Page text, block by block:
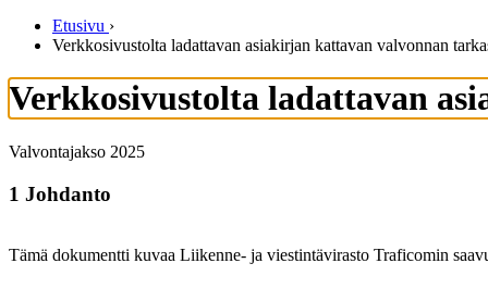
Etusivu ›
Verkkosivustolta ladattavan asiakirjan kattavan valvonnan
Verkkosivustolta ladattavan
Valvontajakso 2025
1 Johdanto
Tämä dokumentti kuvaa Liikenne- ja viestintävirasto Traficomin